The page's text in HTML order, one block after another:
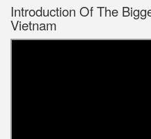
Introduction Of The
Vietnam